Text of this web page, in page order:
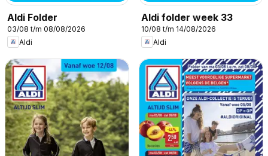
Aldi Folder
03/08 t/m 08/08/2026
Aldi
Aldi folder week 33
10/08 t/m 14/08/2026
Aldi